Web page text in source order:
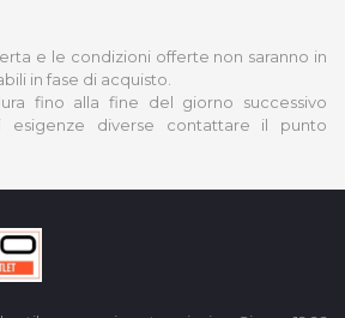
e le condizioni offerte non saranno in
in fase di acquisto.
fino alla fine del giorno successivo
esigenze diverse contattare il punto